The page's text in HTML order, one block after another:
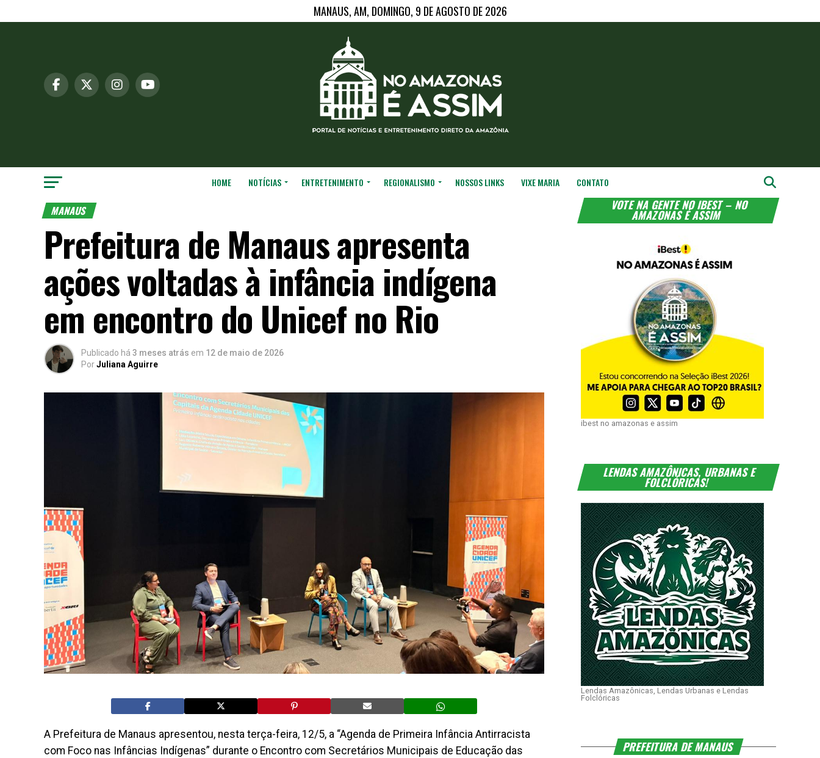
MANAUS, AM, DOMINGO, 9 DE AGOSTO DE 2026
HOME NOTÍCIAS ENTRETENIMENTO REGIONALISMO NOSSOS LINKS VIXE MARIA CONTATO
MANAUS
Prefeitura de Manaus apresenta
ações voltadas à infância indígena
em encontro do Unicef no Rio
Publicado há 3 meses atrás em 12 de maio de 2026
PorJuliana Aguirre
A Prefeitura de Manaus apresentou, nesta terça-feira, 12/5, a “Agenda de Primeira Infância Antirracista
com Foco nas Infâncias Indígenas” durante o Encontro com Secretários Municipais de Educação das
VOTE NA GENTE NO IBEST – NO
AMAZONAS É ASSIM
ibest no amazonas e assim
LENDAS AMAZÔNICAS, URBANAS E
FOLCLÓRICAS!
Lendas Amazônicas, Lendas Urbanas e Lendas
Folclóricas
PREFEITURA DE MANAUS